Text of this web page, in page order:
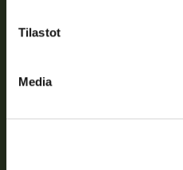
Tilastot
Media
toimeenpanosta sekä vastaa
Asiakaspalvelu